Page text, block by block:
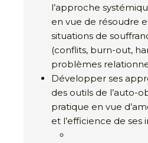
l’approche
en vue de résoudre
situations de
(conflits, burn-out,
problèmes
Développer ses
des outils de l’auto-
pratique en vue
et l’efficience de ses